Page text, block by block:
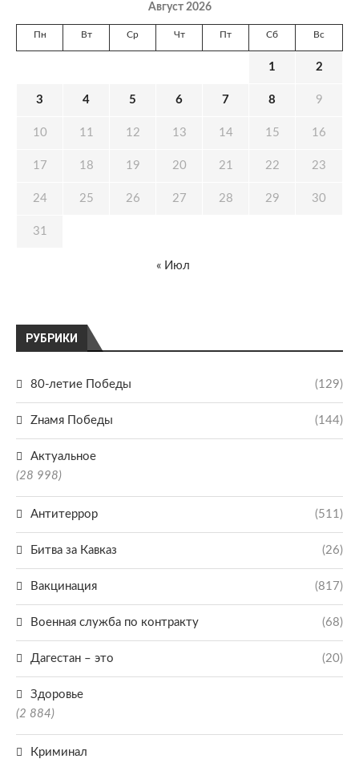
РУБРИКИ
80-летие Победы (129)
Zнамя Победы (144)
Актуальное
(28 998)
Антитеррор (511)
Битва за Кавказ (26)
Вакцинация (817)
Военная служба по контракту (68)
Дагестан – это (20)
Здоровье
(2 884)
Криминал
Август 2026
Пн Вт Ср Чт Пт Сб Вс
1 2
3 4 5 6 7 8 9
10 11 12 13 14 15 16
17 18 19 20 21 22 23
24 25 26 27 28 29 30
31
« Июл